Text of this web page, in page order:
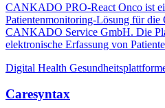
CANKADO PRO-React Onco ist
Patientenmonitoring-Lösung für die
CANKADO Service GmbH. Die
elektronische Erfassung von
Digital Health
Caresyntax